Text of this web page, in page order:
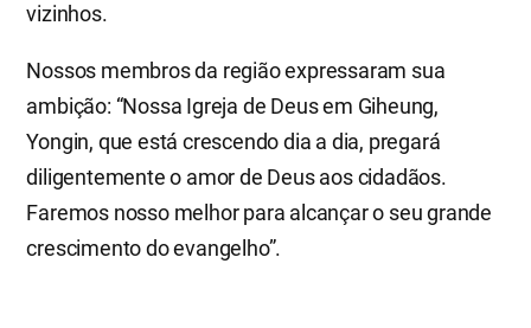
vizinhos.
Nossos membros da região expressaram sua
ambição: “Nossa Igreja de Deus em Giheung,
Yongin, que está crescendo dia a dia, pregará
diligentemente o amor de Deus aos cidadãos.
Faremos nosso melhor para alcançar o seu grande
crescimento do evangelho”.